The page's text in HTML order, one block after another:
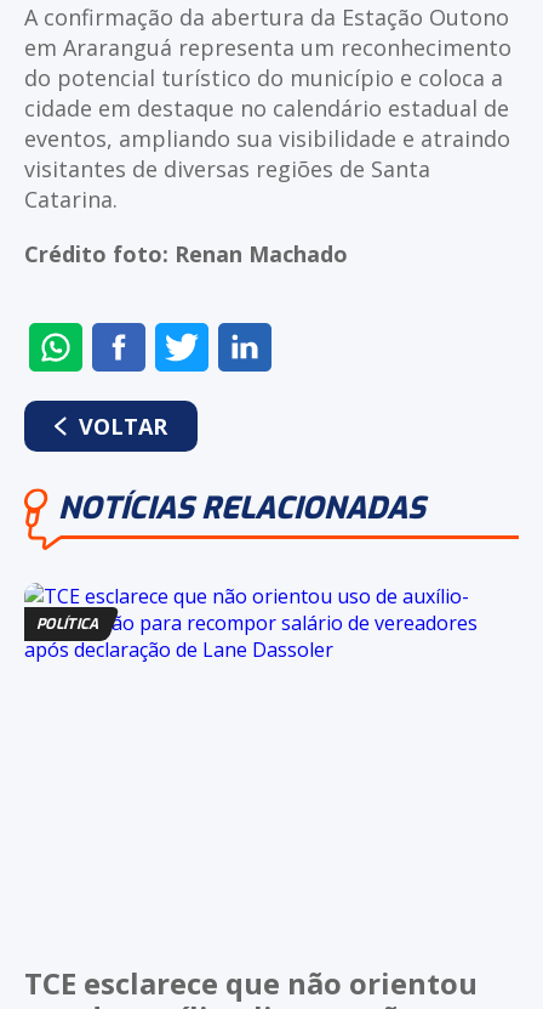
A confirmação da abertura da Estação Outono
em Araranguá representa um reconhecimento
do potencial turístico do município e coloca a
cidade em destaque no calendário estadual de
eventos, ampliando sua visibilidade e atraindo
visitantes de diversas regiões de Santa
Catarina.
Crédito foto: Renan Machado
ENVIAR
NO
WHATSAPP
COMPARTILHAR
NO
FACEBOOK
COMPARTILHAR
NO
VOLTAR
NOTÍCIAS RELACIONADAS
POLÍTICA
TCE esclarece que não orientou